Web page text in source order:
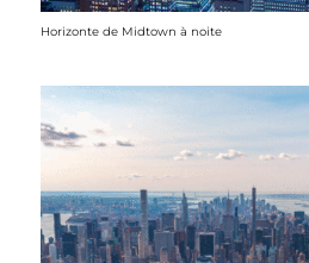
Horizonte de Midtown à noite